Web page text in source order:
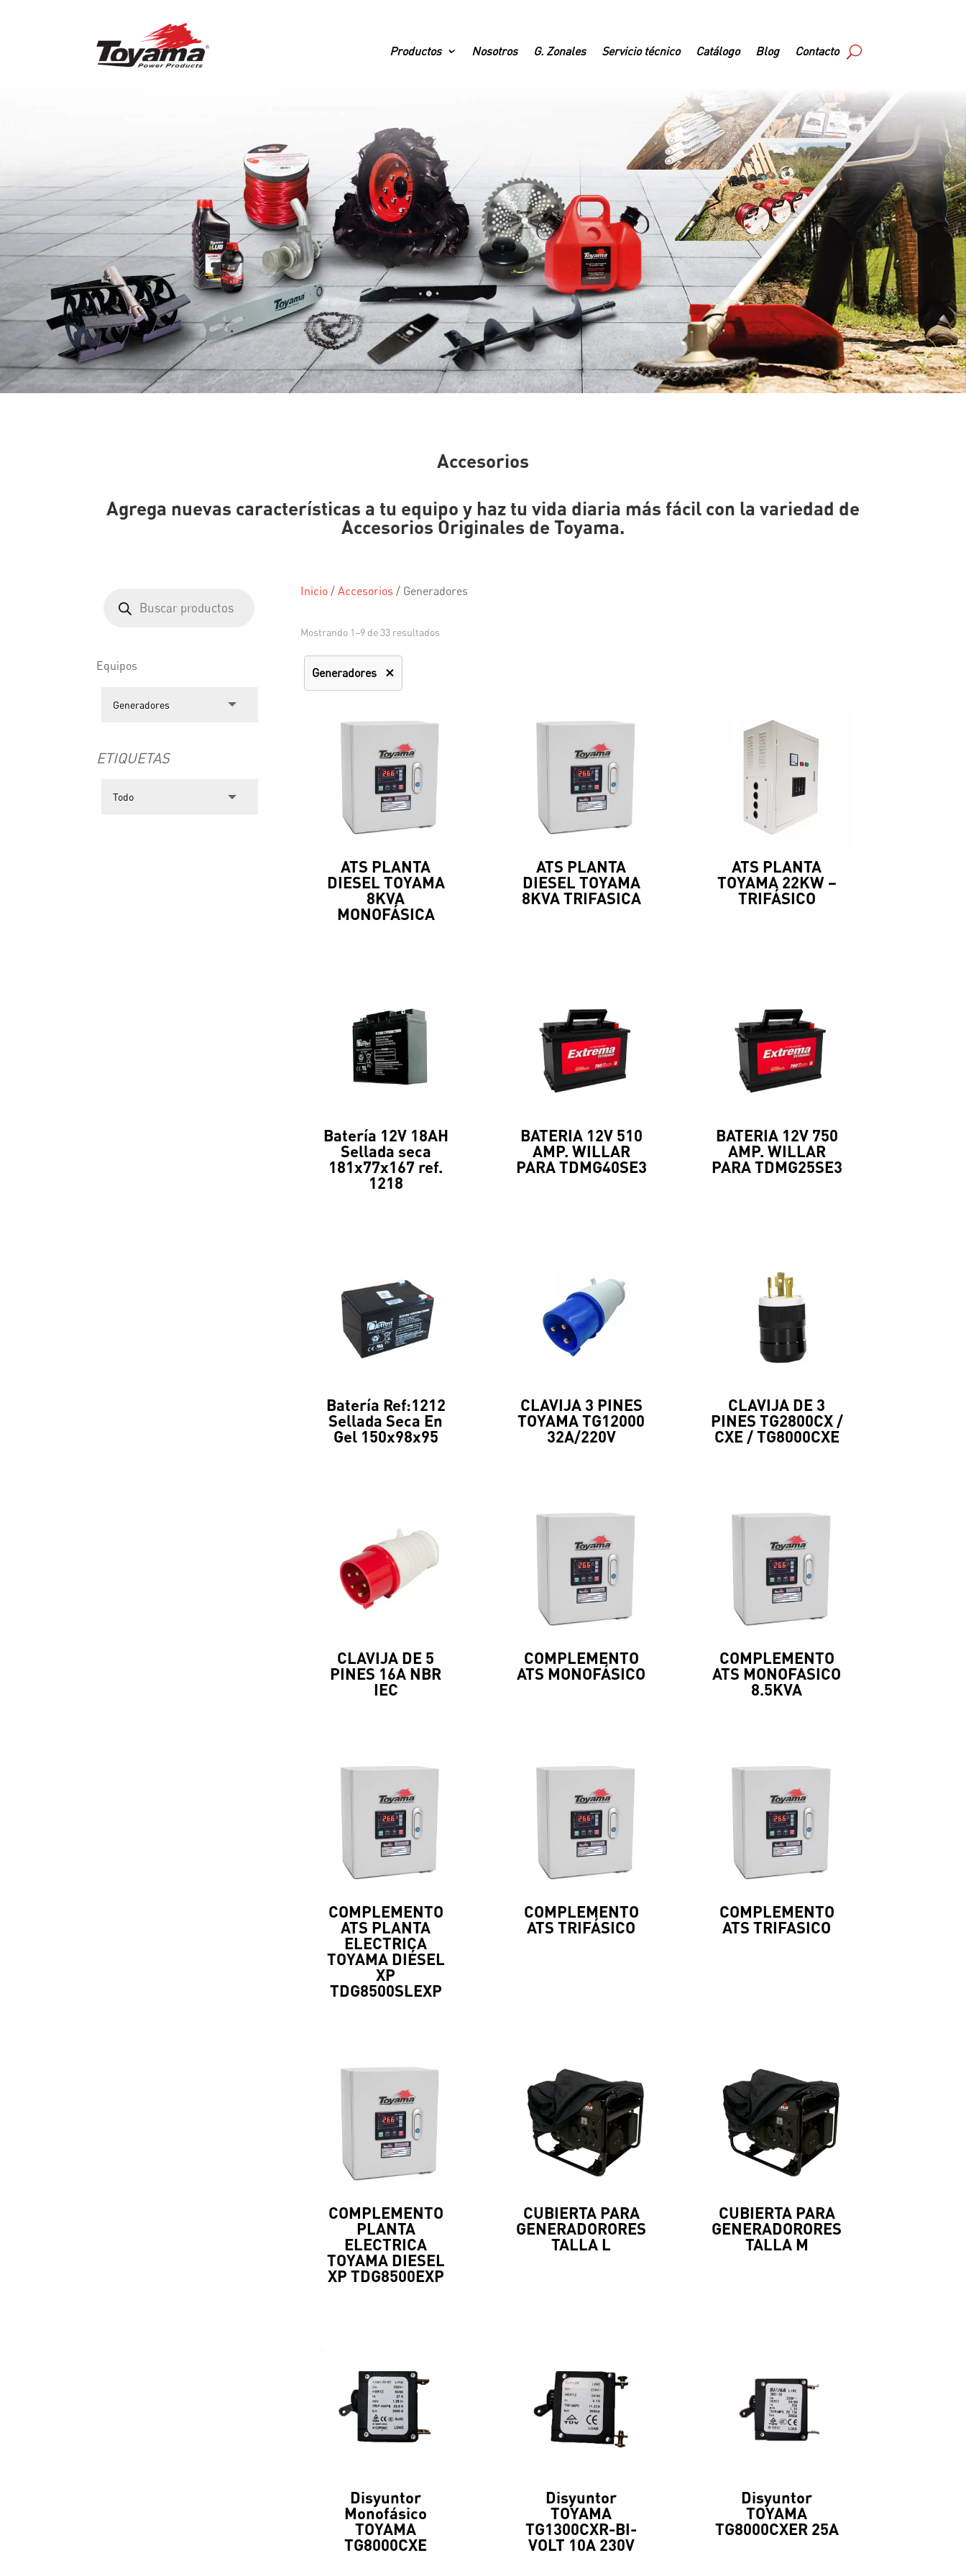
Productos Nosotros G. Zonales Servicio técnico Catálogo Blog Contacto
Accesorios
Agrega nuevas características a tu equipo y haz tu vida diaria más fácil con la variedad de
Accesorios Originales de Toyama.
productos
Equipos
ETIQUETAS
Inicio/ Accesorios / Generadores
Mostrando 1–9 de 33 resultados
Generadores
ATS PLANTA
DIESEL TOYAMA
8KVA
MONOFÁSICA
ATS PLANTA
DIESEL TOYAMA
8KVA TRIFASICA
ATS PLANTA
TOYAMA 22KW –
TRIFÁSICO
Batería 12V 18AH
Sellada seca
181x77x167 ref.
1218
BATERIA 12V 510
AMP. WILLAR
PARA TDMG40SE3
BATERIA 12V 750
AMP. WILLAR
PARA TDMG25SE3
Batería Ref:1212
Sellada Seca En
Gel 150x98x95
CLAVIJA 3 PINES
TOYAMA TG12000
32A/220V
CLAVIJA DE 3
PINES TG2800CX /
CXE / TG8000CXE
CLAVIJA DE 5
PINES 16A NBR
IEC
COMPLEMENTO
ATS MONOFÁSICO
COMPLEMENTO
ATS MONOFASICO
8.5KVA
COMPLEMENTO
ATS PLANTA
ELECTRICA
TOYAMA DIÉSEL
XP
TDG8500SLEXP
COMPLEMENTO
ATS TRIFÁSICO
COMPLEMENTO
ATS TRIFASICO
COMPLEMENTO
PLANTA
ELECTRICA
TOYAMA DIESEL
XP TDG8500EXP
CUBIERTA PARA
GENERADORORES
TALLA L
CUBIERTA PARA
GENERADORORES
TALLA M
Disyuntor
Monofásico
TOYAMA
TG8000CXE
Disyuntor
TOYAMA
TG1300CXR-BI-
VOLT 10A 230V
Disyuntor
TOYAMA
TG8000CXER 25A